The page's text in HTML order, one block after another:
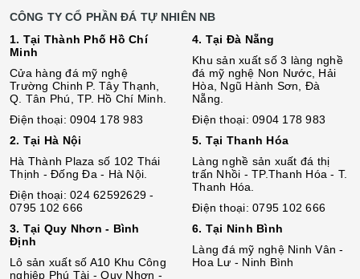
CÔNG TY CỔ PHẦN ĐÁ TỰ NHIÊN NB
1. Tại Thành Phố Hồ Chí
Minh
Cửa hàng đá mỹ nghệ
Trường Chinh P. Tây Thạnh,
Q. Tân Phú, TP. Hồ Chí Minh.
Điện thoại: 0904 178 983
2. Tại Hà Nội
Hà Thành Plaza số 102 Thái
Thịnh - Đống Đa - Hà Nội.
Điện thoại: 024 62592629 -
0795 102 666
3. Tại Quy Nhơn - Bình
Định
Lô sản xuất số A10 Khu Công
nghiệp Phú Tài - Quy Nhơn -
4. Tại Đà Nẵng
Khu sản xuất số 3 làng nghề
đá mỹ nghệ Non Nước, Hải
Hòa, Ngũ Hành Sơn, Đà
Nẵng.
Điện thoại: 0904 178 983
5. Tại Thanh Hóa
Làng nghề sản xuất đá thị
trấn Nhồi - TP.Thanh Hóa - T.
Thanh Hóa.
Điện thoại: 0795 102 666
6. Tại Ninh Bình
Làng đá mỹ nghệ Ninh Vân -
Hoa Lư - Ninh Bình